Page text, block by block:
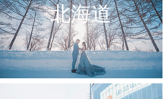
北海道